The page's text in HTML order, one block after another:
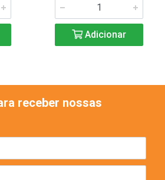
Adicionar
receber nossas